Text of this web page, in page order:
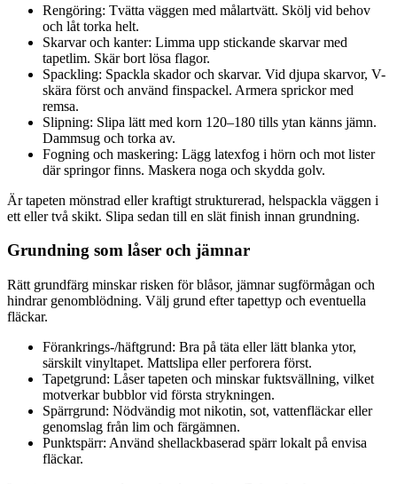
Rengöring: Tvätta väggen med målartvätt. Skölj vid behov
och låt torka helt.
Skarvar och kanter: Limma upp stickande skarvar med
tapetlim. Skär bort lösa flagor.
Spackling: Spackla skador och skarvar. Vid djupa skarvor, V-
skära först och använd finspackel. Armera sprickor med
remsa.
Slipning: Slipa lätt med korn 120–180 tills ytan känns jämn.
Dammsug och torka av.
Fogning och maskering: Lägg latexfog i hörn och mot lister
där springor finns. Maskera noga och skydda golv.
Är tapeten mönstrad eller kraftigt strukturerad, helspackla väggen i
ett eller två skikt. Slipa sedan till en slät finish innan grundning.
Grundning som låser och jämnar
Rätt grundfärg minskar risken för blåsor, jämnar sugförmågan och
hindrar genomblödning. Välj grund efter tapettyp och eventuella
fläckar.
Förankrings-/häftgrund: Bra på täta eller lätt blanka ytor,
särskilt vinyltapet. Mattslipa eller perforera först.
Tapetgrund: Låser tapeten och minskar fuktsvällning, vilket
motverkar bubblor vid första strykningen.
Spärrgrund: Nödvändig mot nikotin, sot, vattenfläckar eller
genomslag från lim och färgämnen.
Punktspärr: Använd shellackbaserad spärr lokalt på envisa
fläckar.